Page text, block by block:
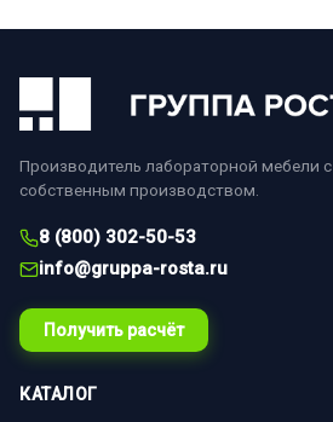
Производитель лабораторной мебели с
собственным производством.
8 (800) 302-50-53
info@gruppa-rosta.ru
Получить расчёт
КАТАЛОГ